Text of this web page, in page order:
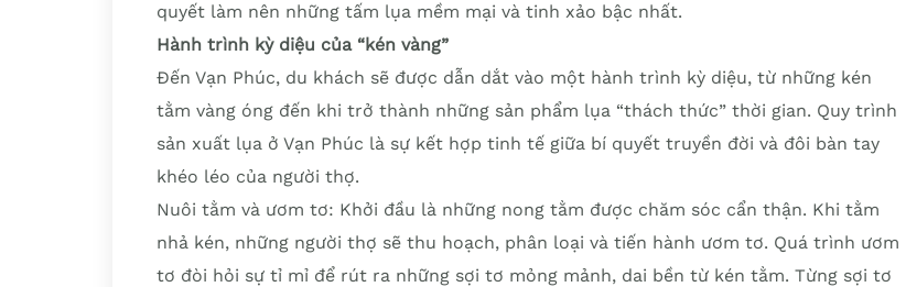
quyết làm nên những tấm lụa mềm mại và tinh xảo bậc nhất.
Hành trình kỳ diệu của “kén vàng”
Đến Vạn Phúc, du khách sẽ được dẫn dắt vào một hành trình kỳ diệu, từ những kén
tằm vàng óng đến khi trở thành những sản phẩm lụa “thách thức” thời gian. Quy trình
sản xuất lụa ở Vạn Phúc là sự kết hợp tinh tế giữa bí quyết truyền đời và đôi bàn tay
khéo léo của người thợ.
Nuôi tằm và ươm tơ: Khởi đầu là những nong tằm được chăm sóc cẩn thận. Khi tằm
nhả kén, những người thợ sẽ thu hoạch, phân loại và tiến hành ươm tơ. Quá trình ươm
tơ đòi hỏi sự tỉ mỉ để rút ra những sợi tơ mỏng mảnh, dai bền từ kén tằm. Từng sợi tơ